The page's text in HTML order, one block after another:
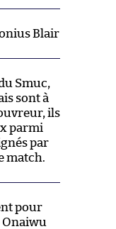
Blair
Smuc,
sont à
ils
parmi
par
match.
pour